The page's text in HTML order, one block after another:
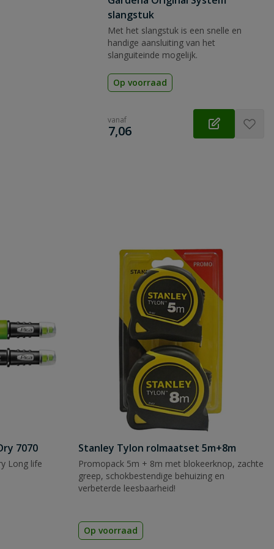
slangstuk
Met het slangstuk is een snelle en
handige aansluiting van het
slanguiteinde mogelijk.
Op voorraad
vanaf
€
7,06
7070
Long life
Stanley Tylon rolmaatset 5m+8m
Promopack 5m + 8m met blokeerknop, zachte
greep, schokbestendige behuizing en
verbeterde leesbaarheid!
Op voorraad